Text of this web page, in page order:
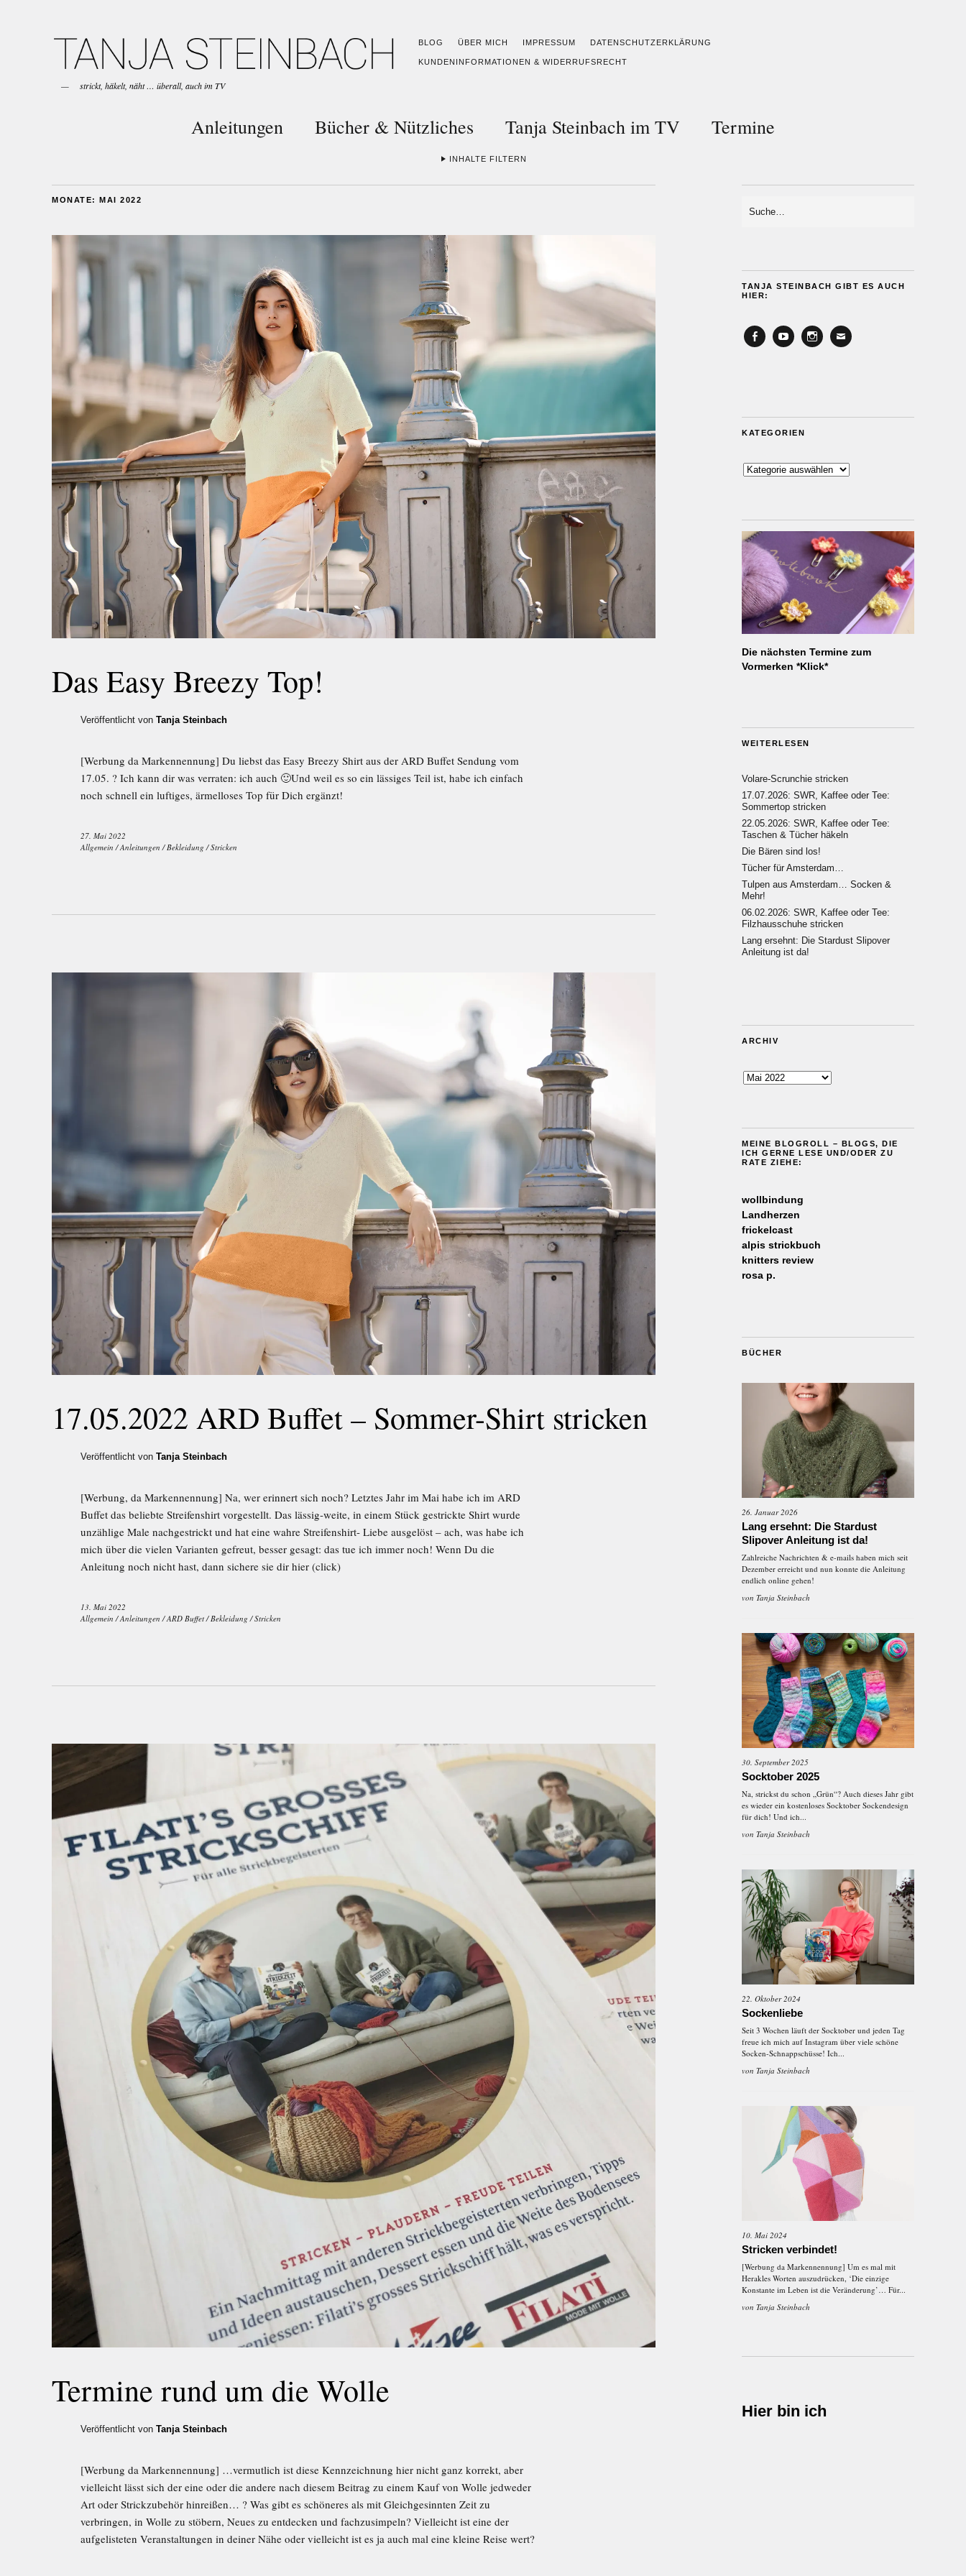
BLOG ÜBER MICH IMPRESSUM DATENSCHUTZERKLÄRUNG
KUNDENINFORMATIONEN & WIDERRUFSRECHT
strickt, häkelt, näht … überall, auch im TV
Anleitungen Bücher & Nützliches Tanja Steinbach im TV Termine
INHALTE FILTERN
MONATE: MAI 2022
Das Easy Breezy Top!
Veröffentlicht von Tanja Steinbach
[Werbung da Markennennung] Du liebst das Easy Breezy Shirt aus der ARD Buffet Sendung vom
17.05. ? Ich kann dir was verraten: ich auch 🙂Und weil es so ein lässiges Teil ist, habe ich einfach
noch schnell ein luftiges, ärmelloses Top für Dich ergänzt!
27. Mai 2022
Allgemein /Anleitungen / Bekleidung /Stricken
17.05.2022 ARD Buffet – Sommer-Shirt stricken
Veröffentlicht von Tanja Steinbach
[Werbung, da Markennennung] Na, wer erinnert sich noch? Letztes Jahr im Mai habe ich im ARD
Buffet das beliebte Streifenshirt vorgestellt. Das lässig-weite, in einem Stück gestrickte Shirt wurde
unzählige Male nachgestrickt und hat eine wahre Streifenshirt- Liebe ausgelöst – ach, was habe ich
mich über die vielen Varianten gefreut, besser gesagt: das tue ich immer noch! Wenn Du die
Anleitung noch nicht hast, dann sichere sie dir hier (click)
13. Mai 2022
Allgemein /Anleitungen /ARD Buffet/Bekleidung /Stricken
Termine rund um die Wolle
Veröffentlicht von Tanja Steinbach
[Werbung da Markennennung] …vermutlich ist diese Kennzeichnung hier nicht ganz korrekt, aber
vielleicht lässt sich der eine oder die andere nach diesem Beitrag zu einem Kauf von Wolle jedweder
Art oder Strickzubehör hinreißen… ? Was gibt es schöneres als mit Gleichgesinnten Zeit zu
verbringen, in Wolle zu stöbern, Neues zu entdecken und fachzusimpeln? Vielleicht ist eine der
aufgelisteten Veranstaltungen in deiner Nähe oder vielleicht ist es ja auch mal eine kleine Reise wert?
TANJA STEINBACH GIBT ES AUCH
HIER:
KATEGORIEN
Kategorien
Die nächsten Termine zum
Vormerken *Klick*
WEITERLESEN
Volare-Scrunchie stricken
17.07.2026: SWR, Kaffee oder Tee:
Sommertop stricken
22.05.2026: SWR, Kaffee oder Tee:
Taschen & Tücher häkeln
Die Bären sind los!
Tücher für Amsterdam…
Tulpen aus Amsterdam… Socken &
Mehr!
06.02.2026: SWR, Kaffee oder Tee:
Filzhausschuhe stricken
Lang ersehnt: Die Stardust Slipover
Anleitung ist da!
ARCHIV
Archiv
MEINE BLOGROLL – BLOGS, DIE
ICH GERNE LESE UND/ODER ZU
RATE ZIEHE:
wollbindung
Landherzen
frickelcast
alpis strickbuch
knitters review
rosa p.
BÜCHER
26. Januar 2026
Lang ersehnt: Die Stardust
Slipover Anleitung ist da!
Zahlreiche Nachrichten & e-mails haben mich seit
Dezember erreicht und nun konnte die Anleitung
endlich online gehen!
von Tanja Steinbach
30. September 2025
Socktober 2025
Na, strickst du schon „Grün“? Auch dieses Jahr gibt
es wieder ein kostenloses Socktober Sockendesign
für dich! Und ich...
von Tanja Steinbach
22. Oktober 2024
Sockenliebe
Seit 3 Wochen läuft der Socktober und jeden Tag
freue ich mich auf Instagram über viele schöne
Socken-Schnappschüsse! Ich...
von Tanja Steinbach
10. Mai 2024
Stricken verbindet!
[Werbung da Markennennung] Um es mal mit
Herakles Worten auszudrücken, ‘Die einzige
Konstante im Leben ist die Veränderung’… Für...
von Tanja Steinbach
Hier bin ich